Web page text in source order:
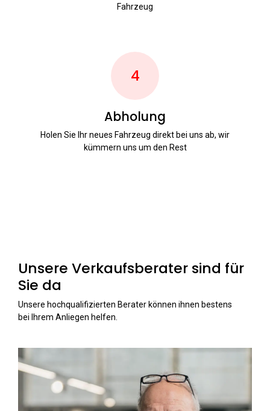
Fahrzeug
4
Abholung
Holen Sie Ihr neues Fahrzeug direkt bei uns ab, wir
kümmern uns um den Rest
Unsere Verkaufsberater sind für
Sie da
Unsere hochqualifizierten Berater können ihnen bestens
bei Ihrem Anliegen helfen.